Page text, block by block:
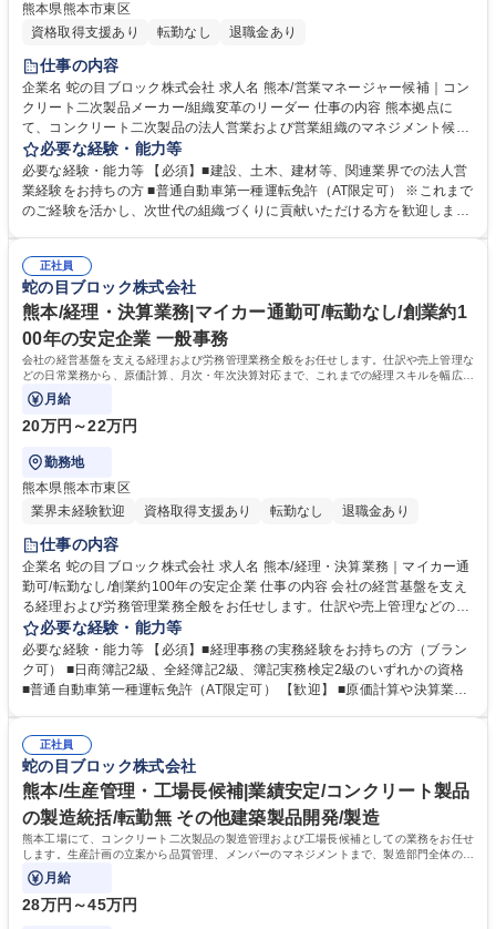
熊本県熊本市東区
資格取得支援あり
転勤なし 退職金あり
仕事の内容
企業名 蛇の目ブロック株式会社 求人名 熊本/営業マネージャー候補｜コン
クリート二次製品メーカー/組織変革のリーダー 仕事の内容 熊本拠点に
て、コンクリート二次製品の法人営業および営業組織のマネジメント候補
としての業務をお任せします。既存顧客への深耕営業から、将来的には経
営視点での事業戦略の立案まで担う重要なポジションです。 ■既存顧客
（ゼネコン、官公庁等）への定期訪問、提案営業 ■若手メンバーの育成や
指導、営業組織全体の底上げ ■熊本県内および九州エリアの市場分析と新
指定する業務 募集職種 熊本/営業マネージャー候補｜コンクリート二次製
品メーカー/組織変革のリーダー
必要な経験・能力等
必要な経験・能力等 【必須】■建設、土木、建材等、関連業界での法人営
業経験をお持ちの方 ■普通自動車第一種運転免許（AT限定可） ※これまで
のご経験を活かし、次世代の組織づくりに貢献いただける方を歓迎しま
成長に向けて前向きに業務に取り組める方 ■地域社会のインフラ整備に貢
献したいという意欲をお持ちの方 学歴・資格 学歴：大学院 大学 高専 短大
専修学校 高校 語学力： 資格：第一種運転免許普通自動車
正社員
蛇の目ブロック株式会社
熊本/経理・決算業務|マイカー通勤可/転勤なし/創業約1
00年の安定企業 一般事務
会社の経営基盤を支える経理および労務管理業務全般をお任せします。仕訳や売上管理な
どの日常業務から、原価計算、月次・年次決算対応まで、これまでの経理スキルを幅広く
発揮していただけるポジションです。
月給
20万円～22万円
勤務地
熊本県熊本市東区
業界未経験歓迎
資格取得支援あり 転勤なし 退職金あり
仕事の内容
企業名 蛇の目ブロック株式会社 求人名 熊本/経理・決算業務｜マイカー通
勤可/転勤なし/創業約100年の安定企業 仕事の内容 会社の経営基盤を支え
る経理および労務管理業務全般をお任せします。仕訳や売上管理などの日
常業務から、原価計算、月次・年次決算対応まで、これまでの経理スキル
を幅広く発揮していただけるポジションです。 ■経理業務：売上伝票入
力、仕訳、原価計算、月次・年次決算対応、税務対応 ■管理業務：在庫管
理、仕入れ管理 ■労務・総務：社員の勤怠管理、労務管理、来客・電話応
算業務｜マイカー通勤可/転勤なし/創業約100年の安定企業
必要な経験・能力等
必要な経験・能力等 【必須】■経理事務の実務経験をお持ちの方（ブラン
ク可） ■日商簿記2級、全経簿記2級、簿記実務検定2級のいずれかの資格
■普通自動車第一種運転免許（AT限定可） 【歓迎】 ■原価計算や決算業務
も大切にしながら長く働きたい方 学歴・資格 学歴：大学院 大学 高専 短大
専修学校 高校 語学力： 資格：第一種運転免許普通自動車 日商簿記検定2
級
正社員
蛇の目ブロック株式会社
熊本/生産管理・工場長候補|業績安定/コンクリート製品
の製造統括/転勤無 その他建築製品開発/製造
熊本工場にて、コンクリート二次製品の製造管理および工場長候補としての業務をお任せ
します。生産計画の立案から品質管理、メンバーのマネジメントまで、製造部門全体の統
括を担う重要なポジションです。
月給
28万円～45万円